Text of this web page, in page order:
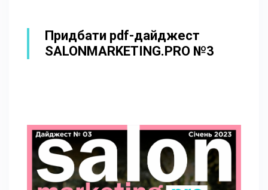
Придбати pdf-дайджест
SALONMARKETING.PRO №3